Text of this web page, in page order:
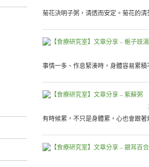
菊花決明子粥，清透而安定。菊花的
事情一多、作息緊湊時，身體容易累
有時候累，不只是身體累，心也會跟